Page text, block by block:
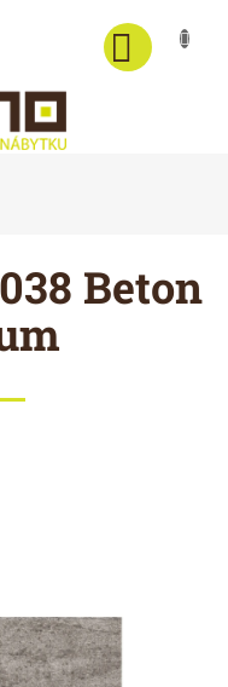
Beton